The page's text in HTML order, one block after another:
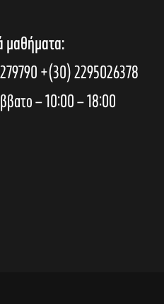
μαθήματα:
+(30) 2295026378
– 10:00 – 18:00